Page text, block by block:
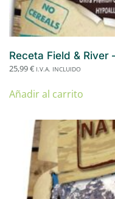
Receta Field & River
25,99€ I.V.A. INCLUIDO
Añadir al carrito